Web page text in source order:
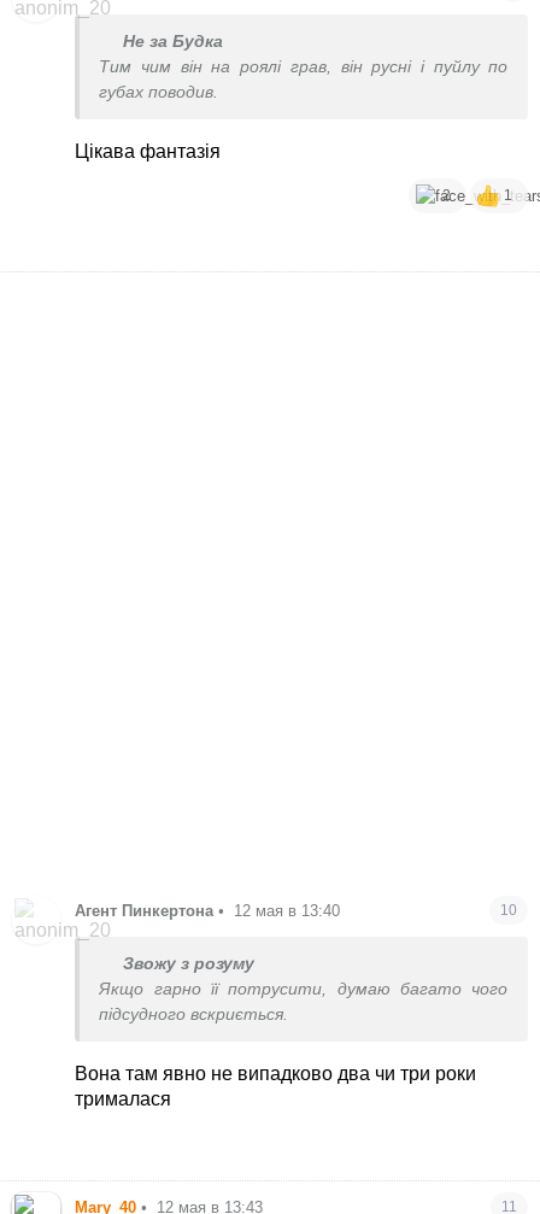
Не за Будка
Тим чим він на роялі грав, він русні і пуйлу по
губах поводив.
Цікава фантазія
2 1
Агент Пинкертона • 12 мая в 13:40 10
Звожу з розуму
Якщо гарно її потрусити, думаю багато чого
підсудного вскриється.
Вона там явно не випадково два чи три роки
трималася
Mary_40 • 12 мая в 13:43 11